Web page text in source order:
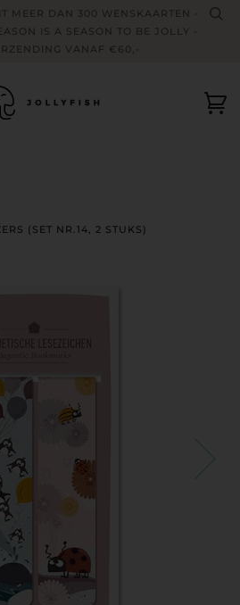
MEER DAN 300 WENSKAARTEN -
IS A SEASON TO BE JOLLY -
VANAF €60,-
(SET NR.14, 2 STUKS)